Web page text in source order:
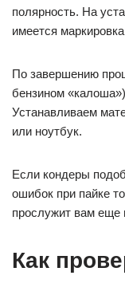
полярность. На
имеется
По завершению
бензином
Устанавливаем
или ноутбук.
Если кондеры
ошибок при пайке
прослужит вам еще
Как